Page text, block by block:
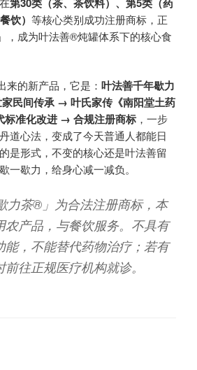
饮）​ 等核心类别成功注册商标，正
，成为叶法善®炖罐体系下的核心食
的新产品，它是：​ 叶法善千年歇力
民间传承 → 叶氏家传《南阳堂土药
准化改进 → 合规注册商标 ​，一步
道心法，变成了今天普通人都能日
是形式，不变的核心还是叶法善留
歇力，给身心减一减负。
力茶®」为合法注册商标，本
农产品，与餐饮服务。不具有
能，不能替代药物治疗；若有
往正规医疗机构就诊。